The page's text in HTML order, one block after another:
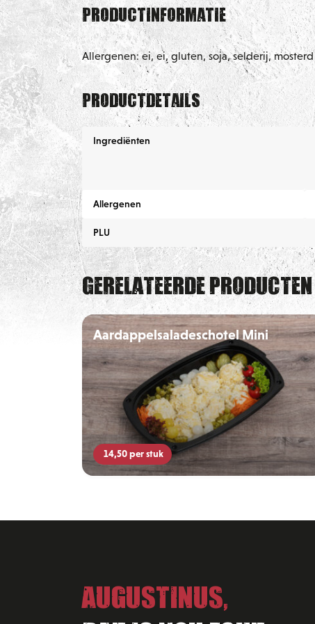
Productinformatie
Allergenen: ei, ei, gluten, soja, selderij, mosterd
Productdetails
Ingrediënten
Allergenen
PLU
Gerelateerde producten
Aardappelsaladeschotel Mini
14,50per stuk
Augustinus,